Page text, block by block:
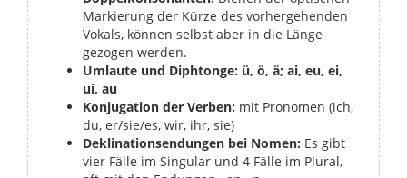
Markierung der Kürze des vorhergehenden
Vokals, können selbst aber in die Länge
gezogen werden.
Umlaute und Diphtonge: ü, ö, ä; ai, eu, ei,
ui, au
Konjugation der Verben: mit Pronomen (ich,
du, er/sie/es, wir, ihr, sie)
Deklinationsendungen bei Nomen: Es gibt
vier Fälle im Singular und 4 Fälle im Plural,